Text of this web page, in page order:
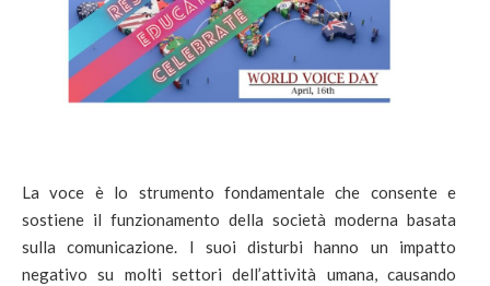
La voce è lo strumento fondamentale che consente e
sostiene il funzionamento della società moderna basata
sulla comunicazione. I suoi disturbi hanno un impatto
negativo su molti settori dell’attività umana, causando